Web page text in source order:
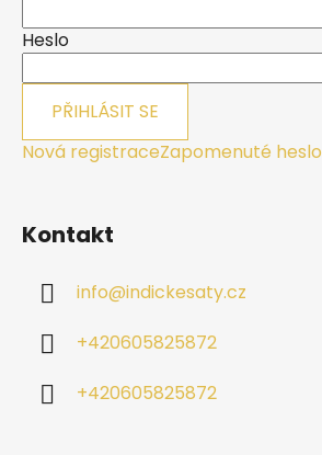
Heslo
PŘIHLÁSIT SE
Nová registraceZapomenuté heslo
Kontakt
info@indickesaty.cz
+420605825872
+420605825872